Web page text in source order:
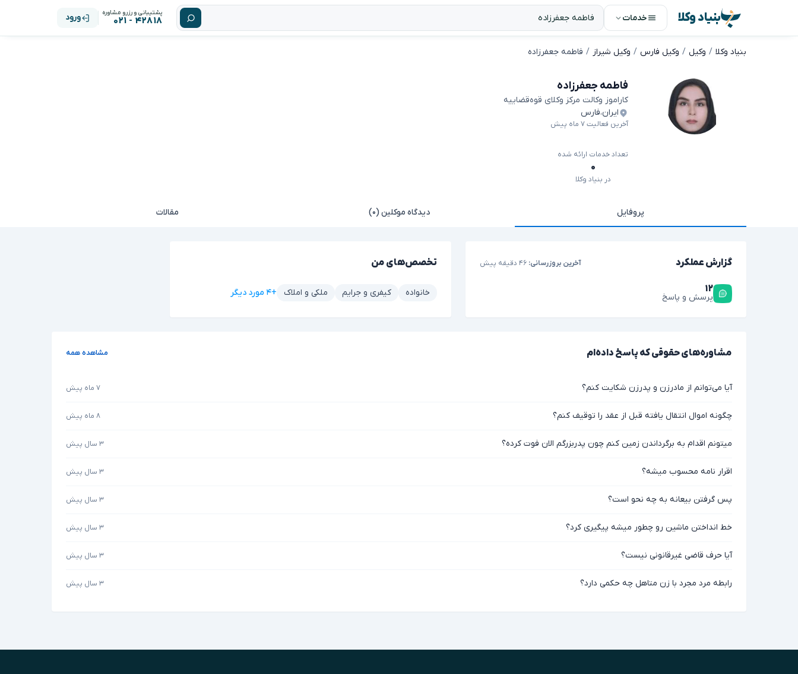
بنیاد وکلا خدمات پشتیبانی و رزرو مشاوره
۴۲۸۱۸ - ۰۲۱ ورود
بنیاد وکلا وکیل وکیل فارس وکیل شیراز فاطمه جعفرزاده
فاطمه جعفرزاده
کاراموز وکالت مرکز وکلای قوه‌قضاییه
ایران،فارس
آخرین فعالیت ۷ ماه پیش
تعداد خدمات ارائه شده
۰
در بنیاد وکلا
پروفایل دیدگاه موکلین (۰) مقالات
گزارش عملکرد آخرین بروزرسانی: ۴۶ دقیقه پیش
۱۲
پرسش و پاسخ
تخصص‌های من
خانواده کیفری و جرایم ملکی و املاک +۴ مورد دیگر
مشاوره‌های حقوقی که پاسخ داده‌ام مشاهده همه
آیا می‌توانم از مادرزن و پدرزن شکایت کنم؟ ۷ ماه پیش
چگونه اموال انتقال یافته قبل از عقد را توقیف کنم؟ ۸ ماه پیش
میتونم اقدام به برگرداندن زمین کنم چون پدربزرگم الان فوت کرده؟ ۳ سال پیش
اقرار نامه محسوب میشه؟ ۳ سال پیش
پس گرفتن بیعانه به چه نحو است؟ ۳ سال پیش
خط انداختن ماشین رو چطور میشه پیگیری کرد؟ ۳ سال پیش
آیا حرف قاضی غیرقانونی نیست؟ ۳ سال پیش
رابطه مرد مجرد با زن متاهل چه حکمی دارد؟ ۳ سال پیش